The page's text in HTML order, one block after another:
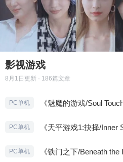
影视游戏
8月1日 更新 · 186篇文章
PC单机 《魅魔的游戏/Soul
PC单机
PC单机 《铁门之下/Beneath